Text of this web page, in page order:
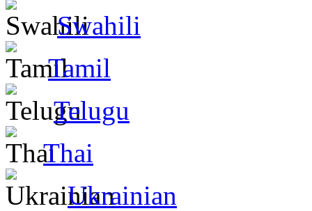
Swahili
Tamil
Telugu
Thai
Ukrainian